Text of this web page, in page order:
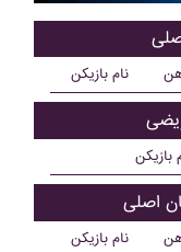
نام بازیکن
بازیکن
نام بازیکن